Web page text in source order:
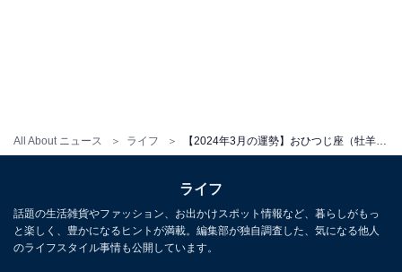
All About ニュース ライフ
占い師：
章月 綾乃
占い、心理テストの執筆、監修。雑誌、Web、広告
タイアップ記事などを多数手がけています。
イラストレーター： tokico
ライフ
話題の生活雑貨やファッション、お出かけスポット情報など、暮らしがもっ
と楽しく、豊かになるヒントが満載。編集部が独自調査した、気になる他人
のライフスタイル事情も公開しています。